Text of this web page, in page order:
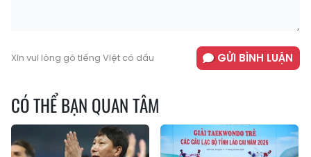
Xin vui lòng gõ tiếng Việt có dấu GỬI BÌNH LUẬN
CÓ THỂ BẠN QUAN TÂM